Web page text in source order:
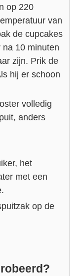
op 220
van
de cupcakes
10 minuten
zijn. Prik de
hij er schoon
volledig
anders
het
met een
op de